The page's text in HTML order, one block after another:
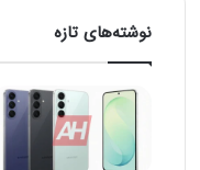
نوشته‌های تازه